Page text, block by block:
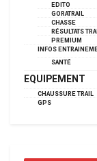
EDITO
GORATRAIL
CHASSE
RÉSULTATS
PREMIUM
INFOS
SANTÉ
EQUIPEMENT
CHAUSSURE TRAIL
GPS